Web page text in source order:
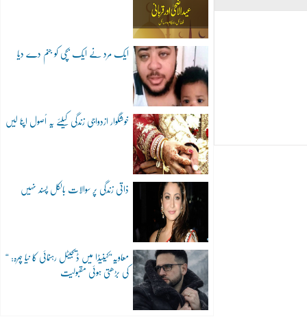
ایک مرد نے ایک بچی کو جنم دے دیا
خوشگوار ازدواجی زندگی کیلئے یہ اُصول اپنا لیں
ذاتی زندگی پر سوالات بالکل پسند نہیں
“معاویہ”کینیڈا میں ڈیجیٹل رہنمائی کا نیا چہرہ:
کی بڑھتی ہوئی مقبولیت